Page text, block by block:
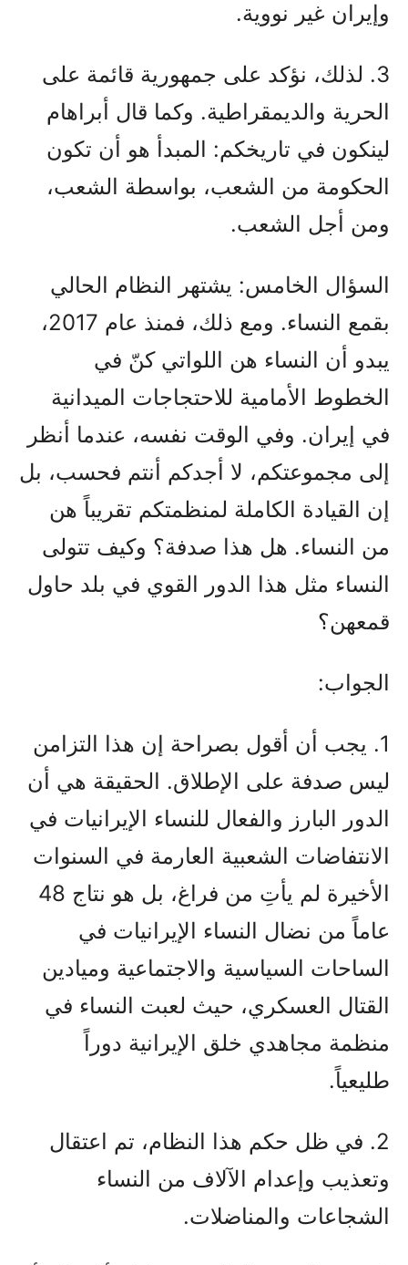
وإيران غير نووية.
3. لذلك، نؤكد على جمهورية قائمة على
الحرية والديمقراطية. وكما قال أبراهام
لينكون في تاريخكم: المبدأ هو أن تكون
الحكومة من الشعب، بواسطة الشعب،
ومن أجل الشعب.
السؤال الخامس: يشتهر النظام الحالي
بقمع النساء. ومع ذلك، فمنذ عام 2017،
يبدو أن النساء هن اللواتي كنّ في
الخطوط الأمامية للاحتجاجات الميدانية
في إيران. وفي الوقت نفسه، عندما أنظر
إلى مجموعتكم، لا أجدكم أنتم فحسب، بل
إن القيادة الكاملة لمنظمتكم تقريباً هن
من النساء. هل هذا صدفة؟ وكيف تتولى
النساء مثل هذا الدور القوي في بلد حاول
قمعهن؟
الجواب:
1. يجب أن أقول بصراحة إن هذا التزامن
ليس صدفة على الإطلاق. الحقيقة هي أن
الدور البارز والفعال للنساء الإيرانيات في
الانتفاضات الشعبية العارمة في السنوات
الأخيرة لم يأتِ من فراغ، بل هو نتاج 48
عاماً من نضال النساء الإيرانيات في
الساحات السياسية والاجتماعية وميادين
القتال العسكري، حيث لعبت النساء في
منظمة مجاهدي خلق الإيرانية دوراً
طليعياً.
2. في ظل حكم هذا النظام، تم اعتقال
وتعذيب وإعدام الآلاف من النساء
الشجاعات والمناضلات.